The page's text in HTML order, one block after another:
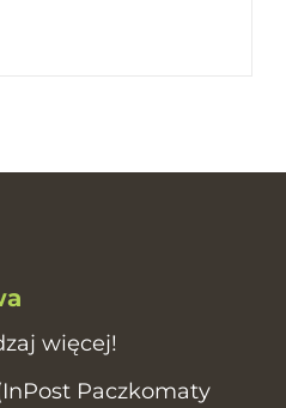
więcej!
Paczkomaty